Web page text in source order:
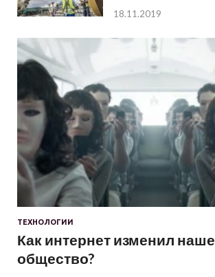
18.11.2019
ТЕХНОЛОГИИ
Как интернет изменил наше
общество?